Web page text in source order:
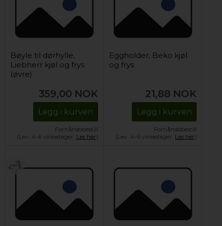
Bøyle til dørhylle,
Liebherr kjøl og frys
(øvre)
359,00 NOK
Legg i kurven
Forhåndsbestill
(Lev. 4-6 virkedager. Les her)
Eggholder, Beko kjøl
og frys
21,88 NOK
Legg i kurven
Forhåndsbestill
(Lev. 4-6 virkedager. Les her)